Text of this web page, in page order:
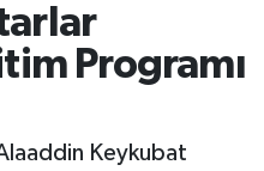
Programı
Keykubat
ve Fikstür